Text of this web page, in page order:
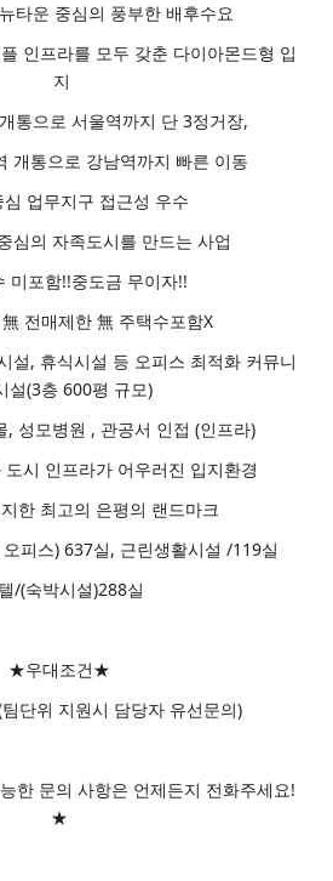
타운 중심의 풍부한 배후수요
인프라를 모두 갖춘 다이아몬드형 입
지
통으로 서울역까지 단 3정거장,
통으로 강남역까지 빠른 이동
업무지구 접근성 우수
심의 자족도시를 만드는 사업
미포함!!중도금 무이자!!
전매제한 無 주택수포함X
설, 휴식시설 등 오피스 최적화 커뮤니
설(3층 600평 규모)
, 성모병원 , 관공서 인접 (인프라)
시 인프라가 어우러진 입지환경
한 최고의 은평의 랜드마크
피스) 637실, 근린생활시설 /119실
/(숙박시설)288실
★우대조건★
단위 지원시 담당자 유선문의)
한 문의 사항은 언제든지 전화주세요!
★